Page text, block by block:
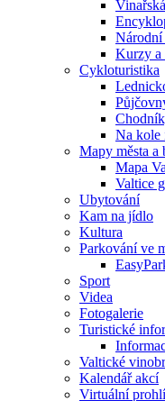
Národní
Kurzy a
Cykloturistika
Na kole
Mapy města a
Mapa
Valtice
Ubytování
Kam na jídlo
Kultura
Parkování ve
Sport
Videa
Fotogalerie
Turistické
Valtické
Kalendář akcí
Virtuální